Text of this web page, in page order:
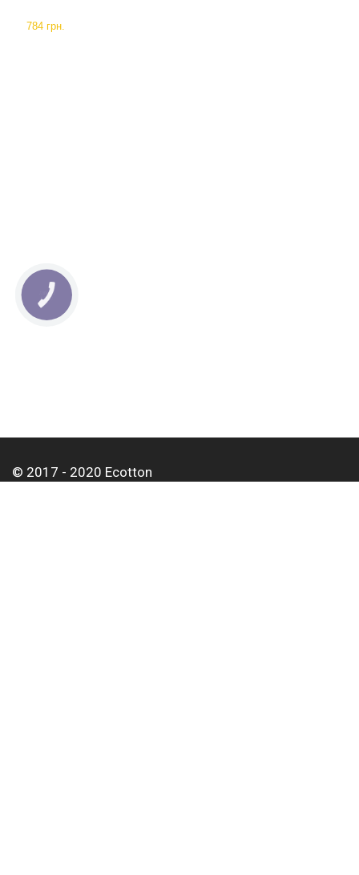
784 грн.
© 2017 - 2020 Ecotton
КНОПКА
СВЯЗИ